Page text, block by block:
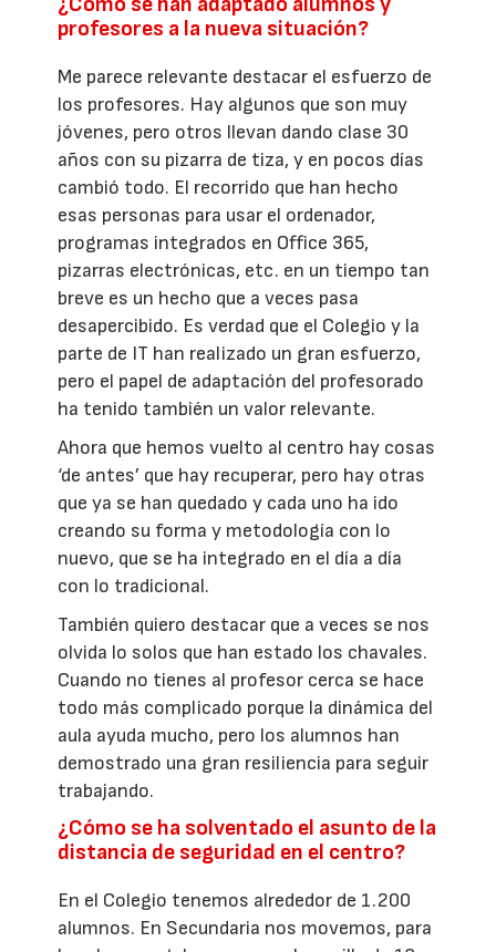
profesores a la nueva situación?
Me parece relevante destacar el esfuerzo de
los profesores. Hay algunos que son muy
jóvenes, pero otros llevan dando clase 30
años con su pizarra de tiza, y en pocos días
cambió todo. El recorrido que han hecho
esas personas para usar el ordenador,
programas integrados en Office 365,
pizarras electrónicas, etc. en un tiempo tan
breve es un hecho que a veces pasa
desapercibido. Es verdad que el Colegio y la
parte de IT han realizado un gran esfuerzo,
pero el papel de adaptación del profesorado
ha tenido también un valor relevante.
Ahora que hemos vuelto al centro hay cosas
‘de antes’ que hay recuperar, pero hay otras
que ya se han quedado y cada uno ha ido
creando su forma y metodología con lo
nuevo, que se ha integrado en el día a día
con lo tradicional.
También quiero destacar que a veces se nos
olvida lo solos que han estado los chavales.
Cuando no tienes al profesor cerca se hace
todo más complicado porque la dinámica del
aula ayuda mucho, pero los alumnos han
demostrado una gran resiliencia para seguir
trabajando.
¿Cómo se ha solventado el asunto de la
distancia de seguridad en el centro?
En el Colegio tenemos alrededor de 1.200
alumnos. En Secundaria nos movemos, para